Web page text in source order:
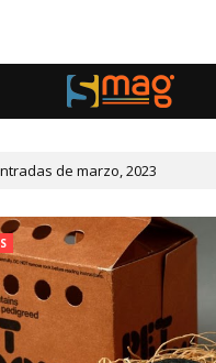
de marzo, 2023